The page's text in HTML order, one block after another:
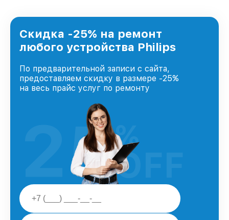
Скидка -25% на ремонт
любого устройства Philips
По предварительной записи с сайта,
предоставляем скидку в размере -25%
на весь прайс услуг по ремонту
25%
OFF